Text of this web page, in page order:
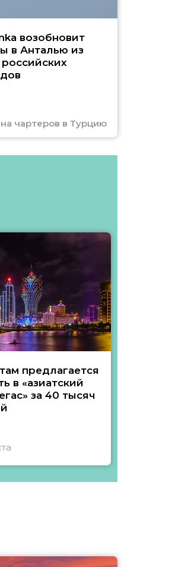
возобновит
в Анталью из
российских
чартеров в Турцию
предлагается
в «азиатский
за 40 тысяч